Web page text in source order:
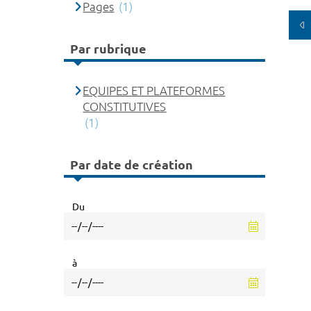
Pages (1)
Par rubrique
EQUIPES ET PLATEFORMES
CONSTITUTIVES
(1)
Par date de création
Du
à